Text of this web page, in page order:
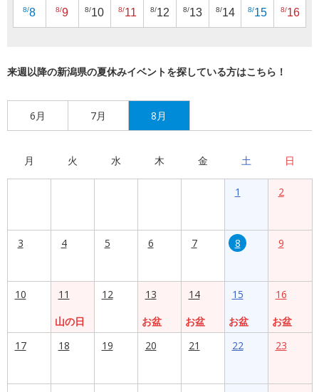
8/8 8/9 8/10 8/11 8/12 8/13 8/14 8/15 8/16
来週以降の新潟県の夏休みイベントを探している方はこちら！
6月 7月 8月
月 火 水 木 金 土 日
1 2
3 4 5 6 7 8 9
10
11
山の日
12
13
お盆
14
お盆
15
お盆
16
お盆
17
18 19 20 21 22 23